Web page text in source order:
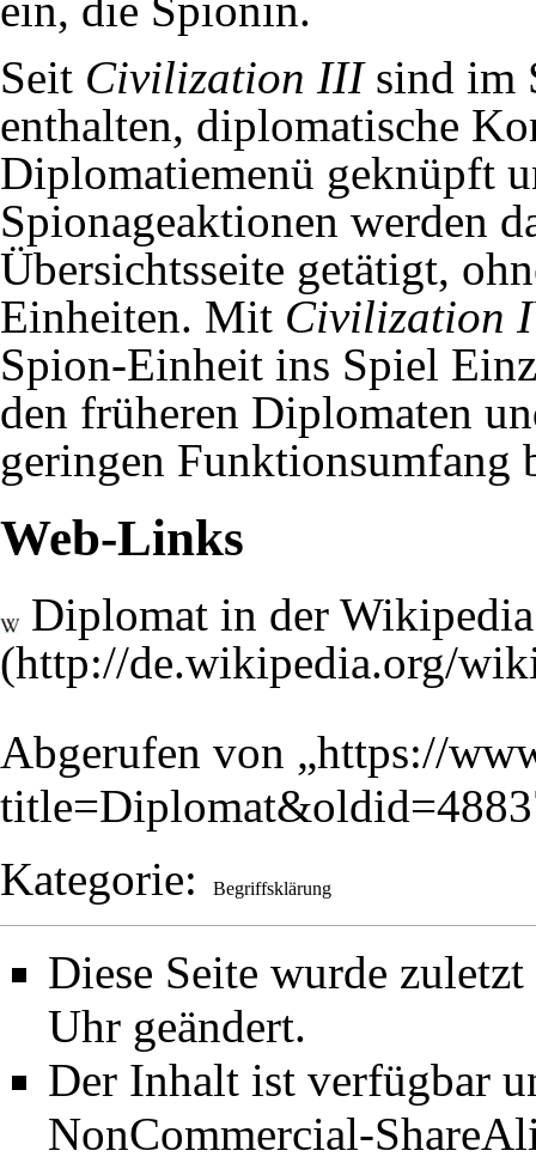
Seit Civilization IIIsind im
enthalten, diplomatische
Diplomatiemenü geknüpft
Spionageaktionen werden
Übersichtsseite getätigt,
Einheiten. Mit Civilization
Spion-Einheit ins Spiel
den früheren Diplomaten
geringen Funktionsumfang
Web-Links
Diplomat in der Wikipedia
Abgerufen von „https://
Kategorie: Begriffsklärung
Diese Seite wurde
Uhr geändert.
Der Inhalt ist verfügbar
NonCommercial-